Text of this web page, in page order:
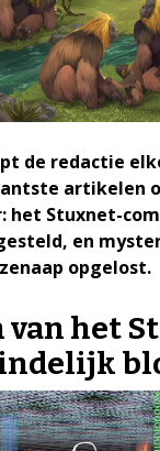
de redactie
artikelen
het Stuxnet-
en
opgelost.
van het